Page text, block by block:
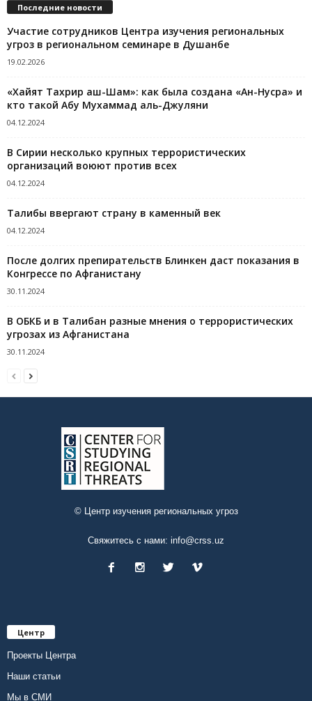
Последние новости
Участие сотрудников Центра изучения региональных
угроз в региональном семинаре в Душанбе
19.02.2026
«Хайят Тахрир аш-Шам»: как была создана «Ан-Нусра» и
кто такой Абу Мухаммад аль-Джуляни
04.12.2024
В Сирии несколько крупных террористических
организаций воюют против всех
04.12.2024
Талибы ввергают страну в каменный век
04.12.2024
После долгих препирательств Блинкен даст показания в
Конгрессе по Афганистану
30.11.2024
В ОБКБ и в Талибан разные мнения о террористических
угрозах из Афганистана
30.11.2024
© Центр изучения региональных угроз
Свяжитесь с нами: info@crss.uz
Центр
Проекты Центра
Наши статьи
Мы в СМИ